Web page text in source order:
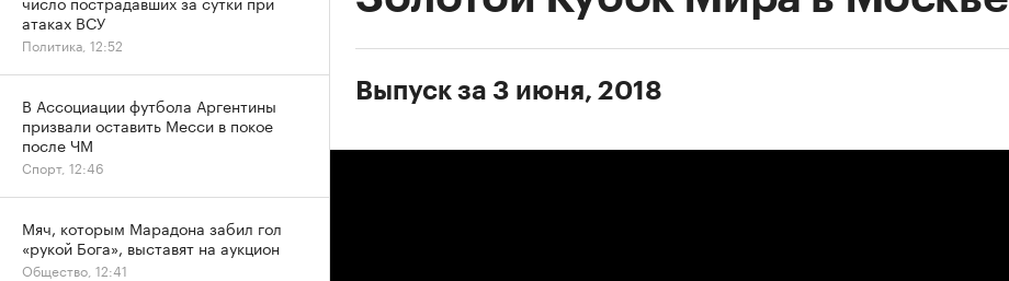
Выпуск за 3 июня, 2018
атаках ВСУ
Политика, 12:52
В Ассоциации футбола Аргентины
призвали оставить Месси в покое
после ЧМ
Спорт, 12:46
Мяч, которым Марадона забил гол
«рукой Бога», выставят на аукцион
Общество, 12:41